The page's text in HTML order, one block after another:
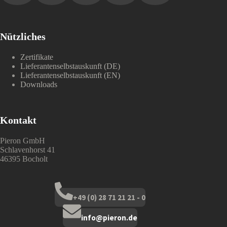
Nützliches
Zertifikate
Lieferantenselbstauskunft (DE)
Lieferantenselbstauskunft (EN)
Downloads
Kontakt
Pieron GmbH
Schlavenhorst 41
46395 Bocholt
+49 (0) 28 71 21 21 - 0
info@pieron.de